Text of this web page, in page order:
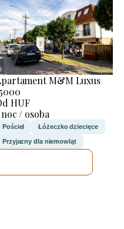
M&M Luxus
HUF
/ osoba
Pościel Łóżeczko dziecięce
Przyjazny dla niemowląt